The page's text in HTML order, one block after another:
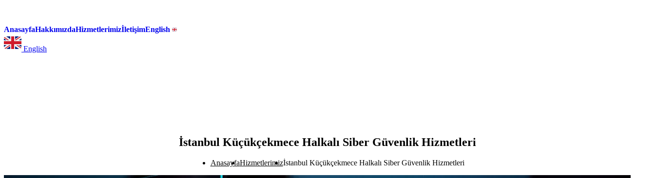
AnasayfaHakkımızdaHizmetlerimizİletişimEnglish
English
İstanbul Küçükçekmece Halkalı Siber Güvenlik Hizmetleri
AnasayfaHizmetlerimizİstanbul Küçükçekmece Halkalı Siber Güvenlik Hizmetleri